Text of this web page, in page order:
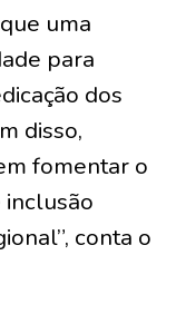
uma
para
dos
disso,
fomentar o
conta o